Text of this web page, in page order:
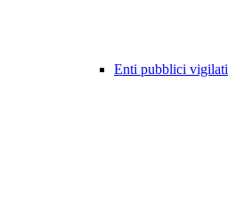
Enti pubblici vigilati